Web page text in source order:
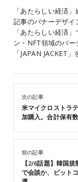
「あたらしい経済
記事のバナーデザイ
「あたらしい経済
ン・NFT領域のバ
「JAPAN JACKET
前の記事
【2/6話題】韓国
で会談か、ビット
次の記事
米マイクロストラ
加購入。合計保有